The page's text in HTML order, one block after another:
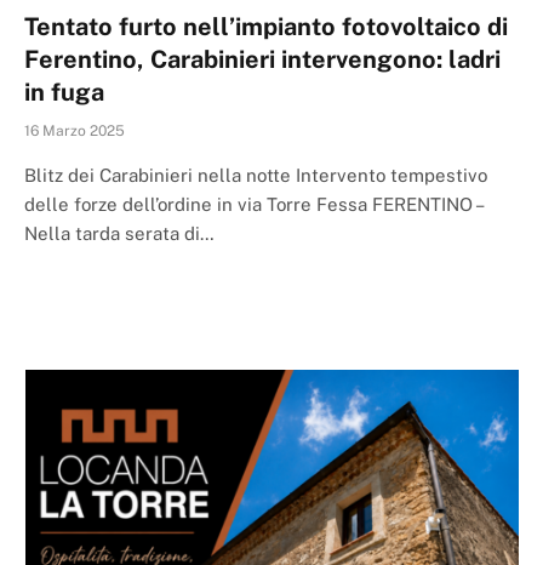
Tentato furto nell’impianto fotovoltaico di
Ferentino, Carabinieri intervengono: ladri
in fuga
16 Marzo 2025
Blitz dei Carabinieri nella notte Intervento tempestivo
delle forze dell’ordine in via Torre Fessa FERENTINO –
Nella tarda serata di…